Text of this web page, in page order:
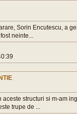
Sorin Encutescu, a
neinte...
structuri si m-am
trupe de ...